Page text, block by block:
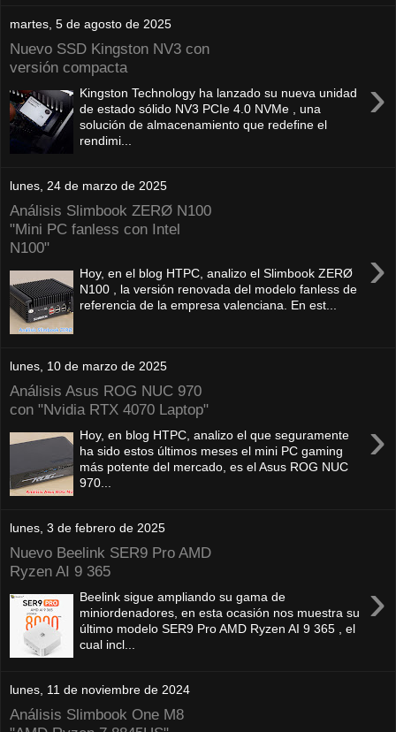
martes, 5 de agosto de 2025
Nuevo SSD Kingston NV3 con
versión compacta
›
Kingston Technology ha lanzado su nueva unidad
de estado sólido NV3 PCIe 4.0 NVMe , una
solución de almacenamiento que redefine el
rendimi...
lunes, 24 de marzo de 2025
Análisis Slimbook ZERØ N100
"Mini PC fanless con Intel
N100"
›
Hoy, en el blog HTPC, analizo el Slimbook ZERØ
N100 , la versión renovada del modelo fanless de
referencia de la empresa valenciana. En est...
lunes, 10 de marzo de 2025
Análisis Asus ROG NUC 970
con "Nvidia RTX 4070 Laptop"
›
Hoy, en blog HTPC, analizo el que seguramente
ha sido estos últimos meses el mini PC gaming
más potente del mercado, es el Asus ROG NUC
970...
lunes, 3 de febrero de 2025
Nuevo Beelink SER9 Pro AMD
Ryzen AI 9 365
›
Beelink sigue ampliando su gama de
miniordenadores, en esta ocasión nos muestra su
último modelo SER9 Pro AMD Ryzen AI 9 365 , el
cual incl...
lunes, 11 de noviembre de 2024
Análisis Slimbook One M8